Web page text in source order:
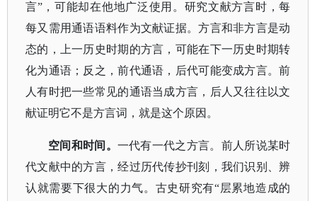
言”，可能却在他地广泛使用。研究文献方言时，每
每又需用通语语料作为文献证据。方言和非方言是动
态的，上一历史时期的方言，可能在下一历史时期转
化为通语；反之，前代通语，后代可能变成方言。前
人有时把一些常见的通语当成方言，后人又往往以文
献证明它不是方言词，就是这个原因。
空间和时间。 一代有一代之方言。前人所说某时
代文献中的方言，经过历代传抄刊刻，我们识别、辨
认就需要下很大的力气。古史研究有“层累地造成的